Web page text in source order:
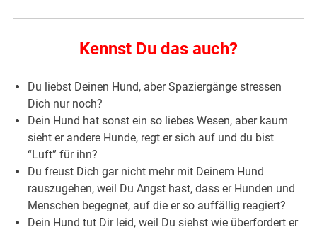
Kennst Du das auch?
Du liebst Deinen Hund, aber Spaziergänge stressen
Dich nur noch?
Dein Hund hat sonst ein so liebes Wesen, aber kaum
sieht er andere Hunde, regt er sich auf und du bist
“Luft” für ihn?
Du freust Dich gar nicht mehr mit Deinem Hund
rauszugehen, weil Du Angst hast, dass er Hunden und
Menschen begegnet, auf die er so auffällig reagiert?
Dein Hund tut Dir leid, weil Du siehst wie überfordert er